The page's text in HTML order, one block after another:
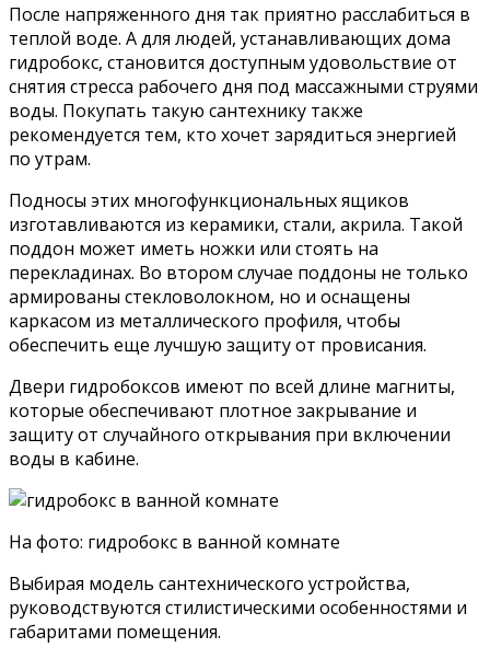
После напряженного дня так приятно расслабиться в
теплой воде. А для людей, устанавливающих дома
гидробокс, становится доступным удовольствие от
снятия стресса рабочего дня под массажными струями
воды. Покупать такую сантехнику также
рекомендуется тем, кто хочет зарядиться энергией
по утрам.
Подносы этих многофункциональных ящиков
изготавливаются из керамики, стали, акрила. Такой
поддон может иметь ножки или стоять на
перекладинах. Во втором случае поддоны не только
армированы стекловолокном, но и оснащены
каркасом из металлического профиля, чтобы
обеспечить еще лучшую защиту от провисания.
Двери гидробоксов имеют по всей длине магниты,
которые обеспечивают плотное закрывание и
защиту от случайного открывания при включении
воды в кабине.
На фото: гидробокс в ванной комнате
Выбирая модель сантехнического устройства,
руководствуются стилистическими особенностями и
габаритами помещения.